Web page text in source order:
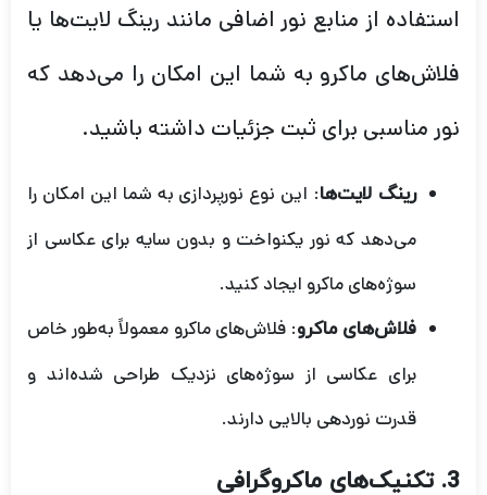
استفاده از منابع نور اضافی مانند رینگ لایت‌ها یا
فلاش‌های ماکرو به شما این امکان را می‌دهد که
نور مناسبی برای ثبت جزئیات داشته باشید.
رینگ لایت‌ها: این نوع نورپردازی به شما این امکان را
می‌دهد که نور یکنواخت و بدون سایه برای عکاسی از
سوژه‌های ماکرو ایجاد کنید.
فلاش‌های ماکرو: فلاش‌های ماکرو معمولاً به‌طور خاص
برای عکاسی از سوژه‌های نزدیک طراحی شده‌اند و
قدرت نوردهی بالایی دارند.
3. تکنیک‌های ماکروگرافی